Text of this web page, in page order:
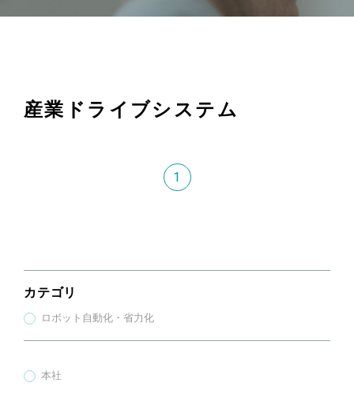
カテゴリ
ロボット自動化・省力化
本社
産業ドライブシステム
1